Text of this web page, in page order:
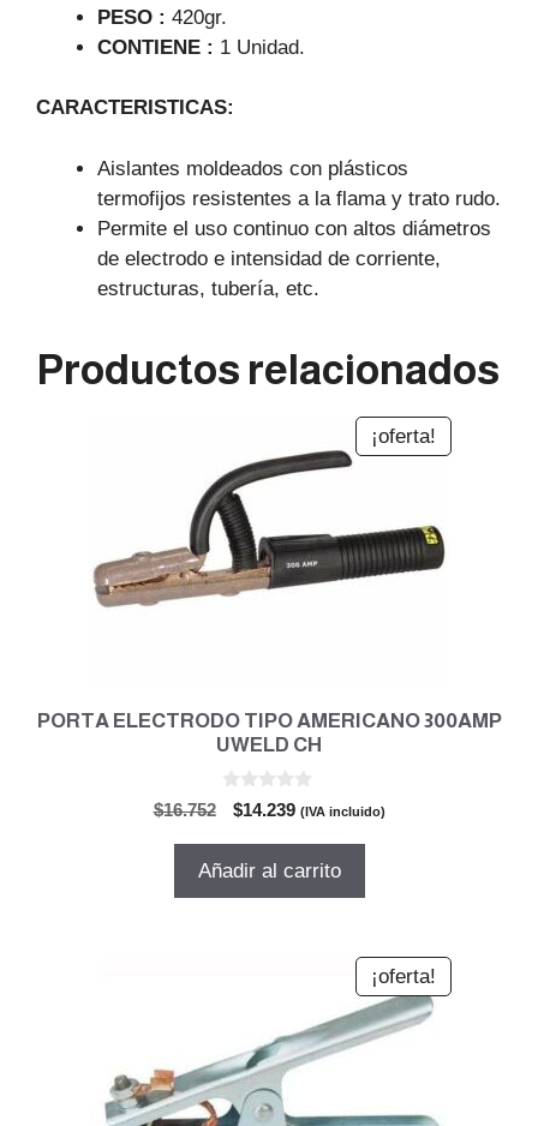
PESO : 420gr.
CONTIENE : 1 Unidad.
CARACTERISTICAS:
Aislantes moldeados con plásticos
termofijos resistentes a la flama y trato rudo.
Permite el uso continuo con altos diámetros
de electrodo e intensidad de corriente,
estructuras, tubería, etc.
Productos relacionados
¡oferta!
PORTA ELECTRODO TIPO AMERICANO 300AMP
UWELD CH
$16.752
El
original
$14.239El
actual
(IVA incluido)
Añadir al carrito
¡oferta!